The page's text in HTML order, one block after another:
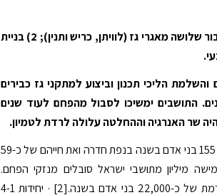
· התנאים של שטייניץ לסגירה: 1) חיבור שלושה מאגרי גז (לוויתן, כריש ותנין); 2) בניית
הליכי תכנון וביצוע למתקני גז כבירים
התושבים ימשיכו לסבול מהפחם לעוד שנים
שר האנרגיה וההחלטה עלולה לרדת לטמיון.
· השימוש בפחם גובה את חייהם של כ- 155 בני אדם בשנה בנפת חדרה ואת חייהם של כ-59
בשנה בנפת אשקלון.[1] חמישה מיליון מתושבי ישראל סובלים מנזקי הפחם.
באירופה, הפחם אחראי לתמותה מוקדמת של כ-22,000 בני אדם בשנה.[2] · יחידות 4-1